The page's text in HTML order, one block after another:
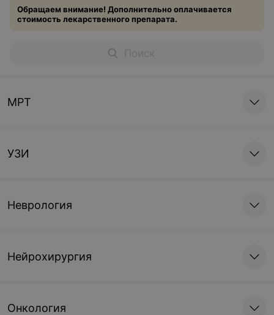
Обращаем внимание! Дополнительно оплачивается
стоимость лекарственного препарата.
МРТ
УЗИ
Неврология
Нейрохирургия
Онкология